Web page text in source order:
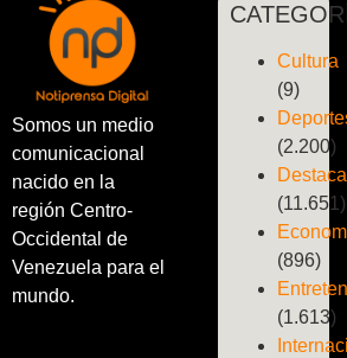
Somos un medio
comunicacional
nacido en la
región Centro-
Occidental de
Venezuela para el
mundo.
Cultura
(9)
(2.200)
(11.651)
(896)
(1.613)